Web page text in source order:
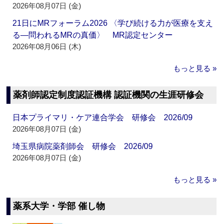
2026年08月07日 (金)
21日にMRフォーラム2026 〈学び続ける力が医療を支え
る―問われるMRの真価〉 MR認定センター
2026年08月06日 (木)
もっと見る »
薬剤師認定制度認証機構 認証機関の生涯研修会
日本プライマリ・ケア連合学会 研修会 2026/09
2026年08月07日 (金)
埼玉県病院薬剤師会 研修会 2026/09
2026年08月07日 (金)
もっと見る »
薬系大学・学部 催し物